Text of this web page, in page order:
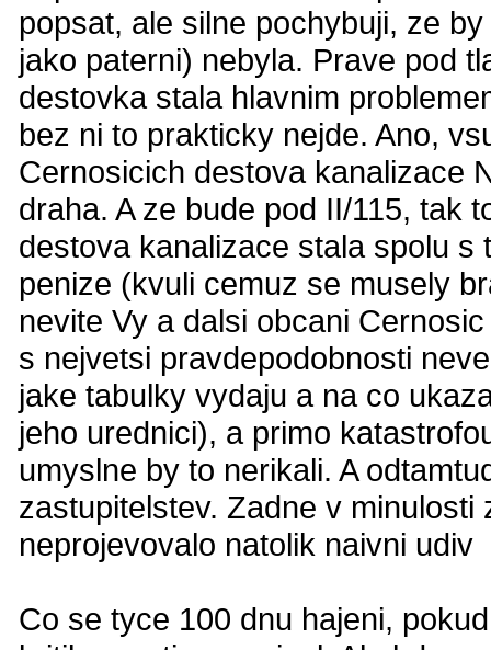
popsat, ale silne pochybuji, ze
jako paterni) nebyla. Prave pod
destovka stala hlavnim
bez ni to prakticky nejde. Ano,
Cernosicich destova kanalizace
draha. A ze bude pod II/115, tak
destova kanalizace stala spolu
penize (kvuli cemuz se musely
nevite Vy a dalsi obcani
s nejvetsi pravdepodobnosti
jake tabulky vydaju a na co
jeho urednici), a primo
umyslne by to nerikali. A
zastupitelstev. Zadne v
neprojevovalo natolik naivni udiv
Co se tyce 100 dnu hajeni,